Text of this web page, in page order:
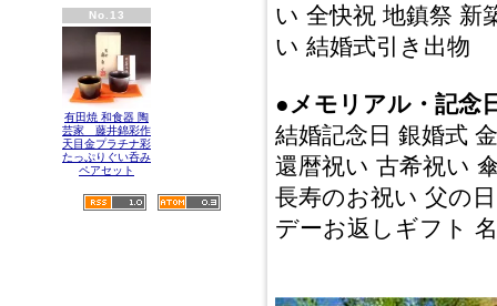
No.13
有田焼 和食器 陶
芸家 藤井錦彩作
天目金プラチナ彩
たっぷりぐい呑み
ペアセット
い 全快祝 地鎮祭 新
い 結婚式引き出物
●メモリアル・記念
結婚記念日 銀婚式
還暦祝い 古希祝い
長寿のお祝い 父の
デーお返しギフト